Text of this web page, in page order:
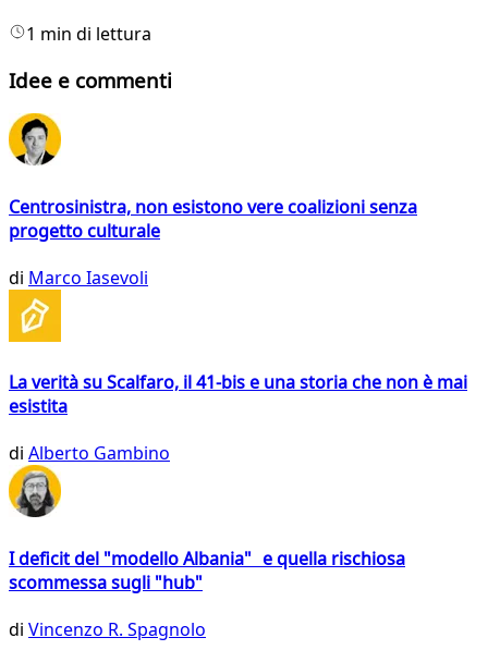
1 min di lettura
Idee e commenti
Centrosinistra, non esistono vere coalizioni senza
progetto culturale
di Marco Iasevoli
La verità su Scalfaro, il 41-bis e una storia che non è mai
esistita
di Alberto Gambino
I deficit del "modello Albania" e quella rischiosa
scommessa sugli "hub"
di Vincenzo R. Spagnolo